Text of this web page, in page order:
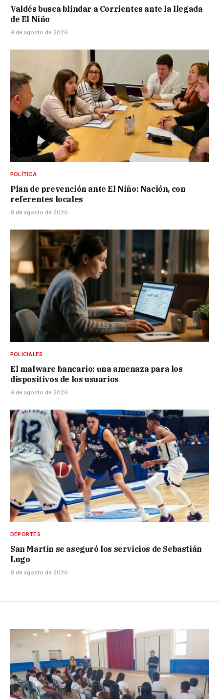
Valdés busca blindar a Corrientes ante la llegada
de El Niño
9 de agosto de 2026
POLÍTICA
Plan de prevención ante El Niño: Nación, con
referentes locales
9 de agosto de 2026
POLICIALES
El malware bancario: una amenaza para los
dispositivos de los usuarios
9 de agosto de 2026
DEPORTES
San Martín se aseguró los servicios de Sebastián
Lugo
9 de agosto de 2026